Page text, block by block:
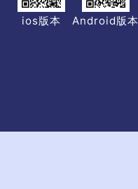
ios版本 Android版本